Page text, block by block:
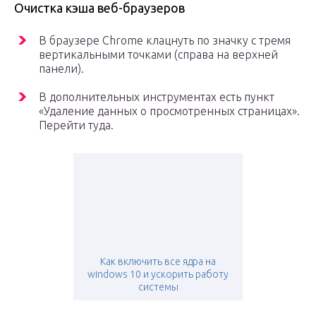
Очистка кэша веб-браузеров
В браузере Chrome клацнуть по значку с тремя
вертикальными точками (справа на верхней
панели).
В дополнительных инструментах есть пункт
«Удаление данных о просмотренных страницах».
Перейти туда.
Как включить все ядра на
windows 10 и ускорить работу
системы